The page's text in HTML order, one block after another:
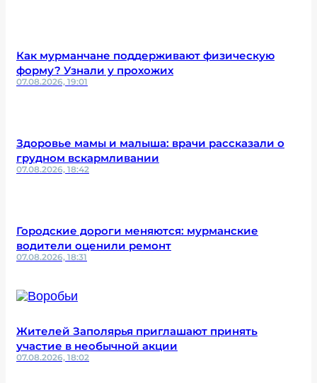
Как мурманчане поддерживают физическую
форму? Узнали у прохожих
07.08.2026, 19:01
Здоровье мамы и малыша: врачи рассказали о
грудном вскармливании
07.08.2026, 18:42
Городские дороги меняются: мурманские
водители оценили ремонт
07.08.2026, 18:31
Жителей Заполярья приглашают принять
участие в необычной акции
07.08.2026, 18:02